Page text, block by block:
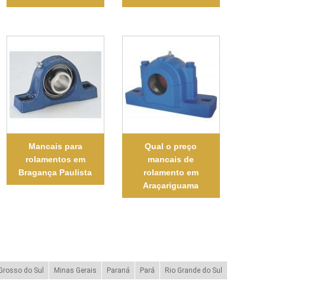
Mancais para
rolamentos em
Bragança Paulista
Qual o preço
mancais de
rolamento em
Araçariguama
do Sul Minas Gerais Paraná Pará Rio Grande do Sul